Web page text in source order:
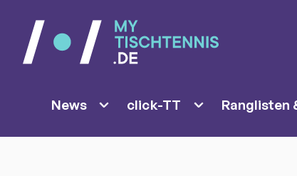
News click-TT Ranglisten